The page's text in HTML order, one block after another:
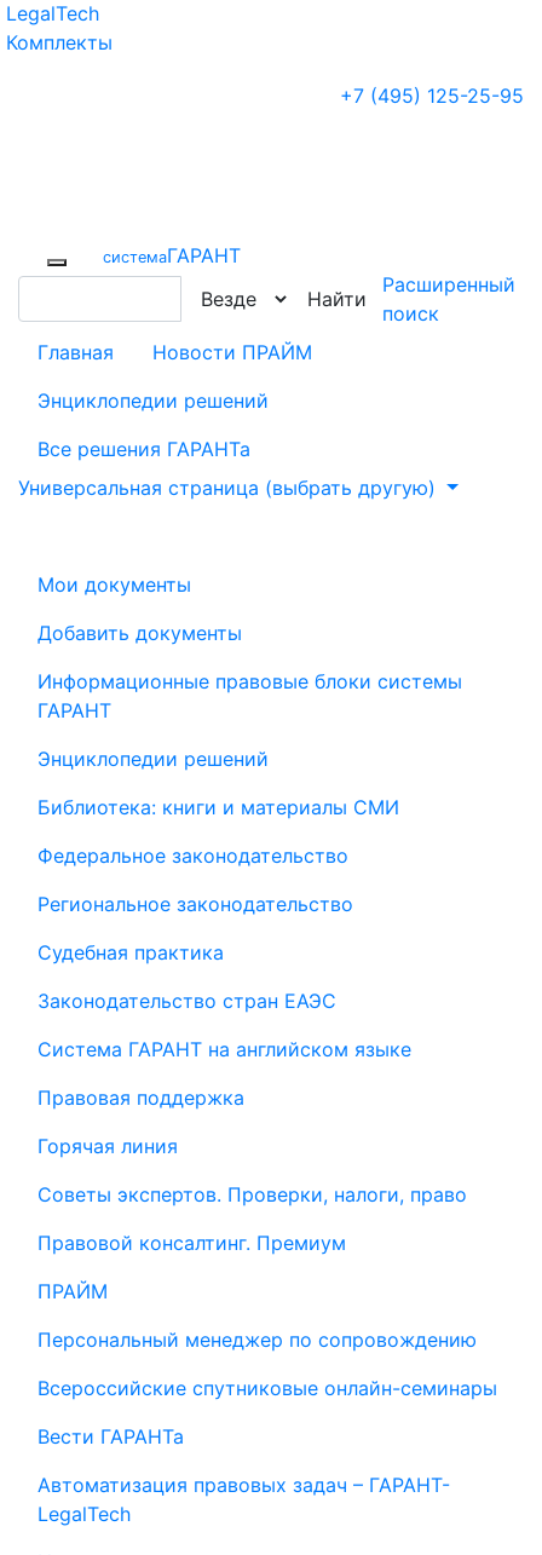
LegalTech
Комплекты
+7 (495) 125-25-95
cистемаГАРАНТ
Найти
Расширенный
поиск
Главная
Новости ПРАЙМ
Энциклопедии решений
Все решения ГАРАНТа
Универсальная страница (выбрать другую)
Мои документы
Добавить документы
Информационные правовые блоки системы
ГАРАНТ
Энциклопедии решений
Библиотека: книги и материалы СМИ
Федеральное законодательство
Региональное законодательство
Судебная практика
Законодательство стран ЕАЭС
Система ГАРАНТ на английском языке
Правовая поддержка
Горячая линия
Советы экспертов. Проверки, налоги, право
Правовой консалтинг. Премиум
ПРАЙМ
Персональный менеджер по сопровождению
Всероссийские спутниковые онлайн-семинары
Вести ГАРАНТа
Автоматизация правовых задач – ГАРАНТ-
LegalTech